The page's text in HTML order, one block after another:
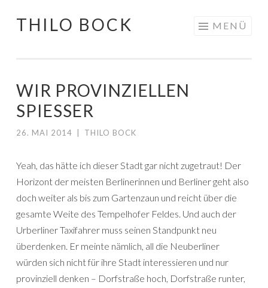
Springe
THILO BOCK MENÜ
WIR PROVINZIELLEN
SPIESSER
26. MAI 2014 THILO BOCK
Yeah, das hätte ich dieser Stadt gar nicht zugetraut! Der
Horizont der meisten Berlinerinnen und Berliner geht also
doch weiter als bis zum Gartenzaun und reicht über die
gesamte Weite des Tempelhofer Feldes. Und auch der
Urberliner Taxifahrer muss seinen Standpunkt neu
überdenken. Er meinte nämlich, all die Neuberliner
würden sich nicht für ihre Stadt interessieren und nur
provinziell denken – Dorfstraße hoch, Dorfstraße runter,